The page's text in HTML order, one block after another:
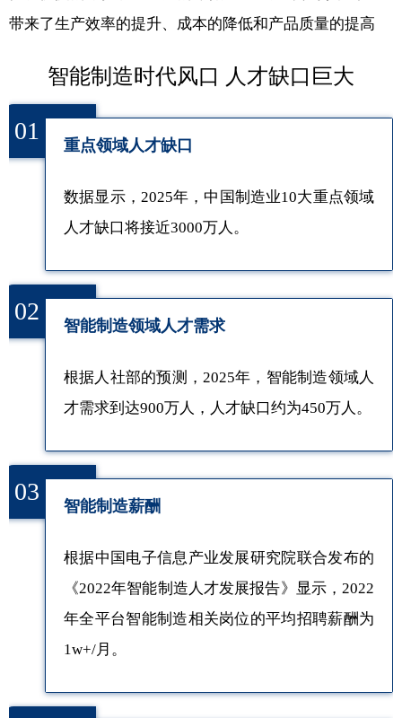
带来了生产效率的提升、成本的降低和产品质量的提高
智能制造时代风口 人才缺口巨大
01
重点领域人才缺口
数据显示，2025年，中国制造业10大重点领域
人才缺口将接近3000万人。
02
智能制造领域人才需求
根据人社部的预测，2025年，智能制造领域人
才需求到达900万人，人才缺口约为450万人。
03
智能制造薪酬
根据中国电子信息产业发展研究院联合发布的
《2022年智能制造人才发展报告》显示，2022
年全平台智能制造相关岗位的平均招聘薪酬为
1w+/月。